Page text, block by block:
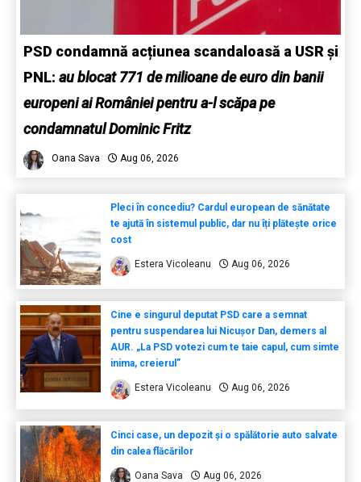
PSD condamnă acțiunea scandaloasă a USR și
PNL: au blocat 771 de milioane de euro din banii
europeni ai României pentru a-l scăpa pe
condamnatul Dominic Fritz
Oana Sava Aug 06, 2026
Pleci în concediu? Cardul european de sănătate
te ajută în sistemul public, dar nu îți plătește orice
cost
Estera Vicoleanu Aug 06, 2026
Cine e singurul deputat PSD care a semnat
pentru suspendarea lui Nicușor Dan, demers al
AUR. „La PSD votezi cum te taie capul, cum simte
inima, creierul”
Estera Vicoleanu Aug 06, 2026
Cinci case, un depozit și o spălătorie auto salvate
din calea flăcărilor
Oana Sava Aug 06, 2026